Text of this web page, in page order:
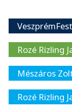
VeszprémFest
Rozé Rizling
Mészáros
Rozé Rizling